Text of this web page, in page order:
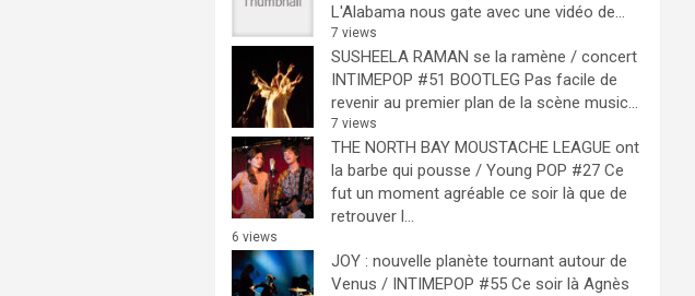
L'Alabama nous gate avec une vidéo de...
7 views
SUSHEELA RAMAN se la ramène / concert
INTIMEPOP #51 BOOTLEG Pas facile de
revenir au premier plan de la scène music...
7 views
THE NORTH BAY MOUSTACHE LEAGUE ont
la barbe qui pousse / Young POP #27 Ce
fut un moment agréable ce soir là que de
retrouver l...
6 views
JOY : nouvelle planète tournant autour de
Venus / INTIMEPOP #55 Ce soir là Agnès